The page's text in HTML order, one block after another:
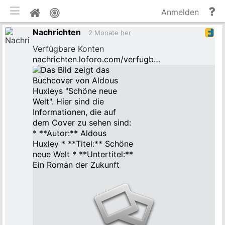
Pinnwand
Anmelden
Nachrichten
2 Monate her
Verfügbare Konten
nachrichten.loforo.com/verfugb…
mobile Ansicht umschalten